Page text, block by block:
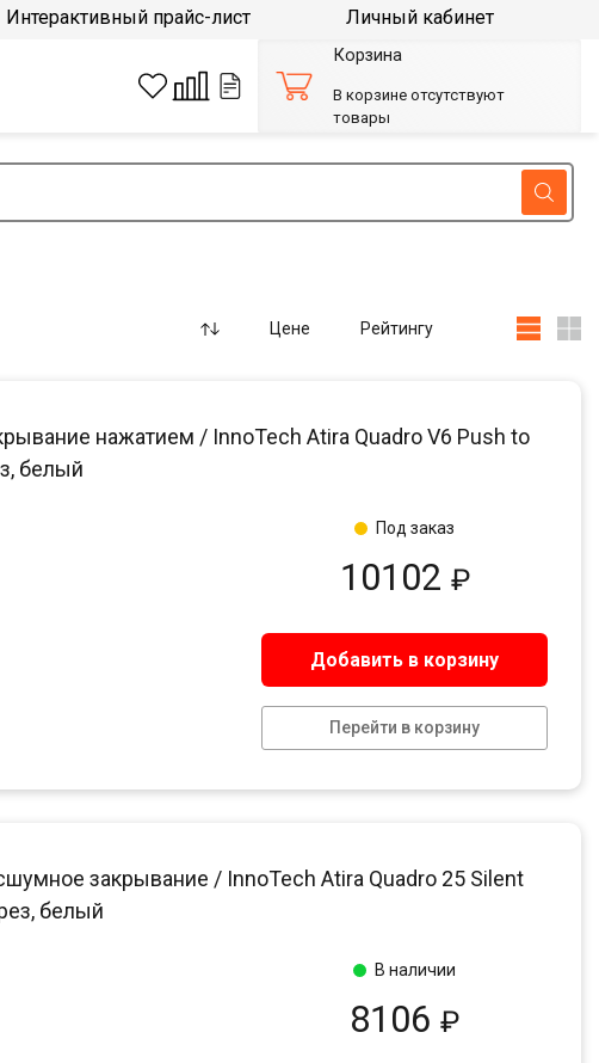
Цене Рейтингу
нажатием / InnoTech Atira Quadro V6 Push to
белый
10102 ₽
Добавить в корзину
Перейти в корзину
Под заказ
закрывание / InnoTech Atira Quadro 25 Silent
белый
8106 ₽
В наличии
Интерактивный прайс-лист Личный кабинет
Корзина
В корзине отсутствуют
товары